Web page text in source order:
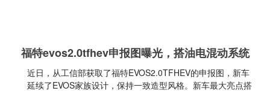
福特evos2.0tfhev申报图曝光，搭油电混动系统
近日，从工信部获取了福特EVOS2.0TFHEV的申报图，新车
延续了EVOS家族设计，保持一致造型风格。新车最大亮点搭